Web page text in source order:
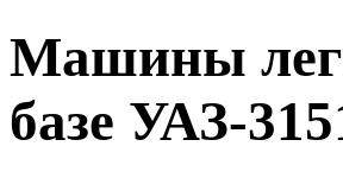
Машины
базе УАЗ-